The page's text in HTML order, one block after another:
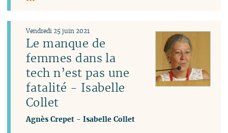
Le manque de
femmes dans la
tech n’est pas une
fatalité - Isabelle
Collet
Vendredi 25 juin 2021
Agnès Crepet -Isabelle Collet